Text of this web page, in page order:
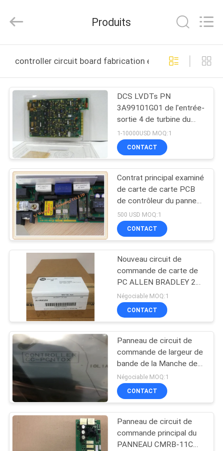
PRODUITS
VIDÉOS
PROPOS
DE
NOUS
VISITE
D'USINE
CONTRÔLE
QUALITÉ
CONTACT
NOUVELLES
TOUS
Technology
CO.,LTD.
Reserved.
Produits
controller circuit board fabrication en ligne
DCS LVDTs PN
3A99101G01 de l'entrée-
sortie 4 de turbine du
panneau de circuit de
commande de
Westinghouse WDPF
1-10000USD MOQ:1
CONTACT
Contrat principal examiné
de carte de carte PCB
de contrôleur du panneau
de circuit de commande
A20B-3300-0393
500 USD MOQ:1
CONTACT
Nouveau circuit de
commande de carte de
PC ALLEN BRADLEY 20-
VB00299 pour le
POWERFLEX 700H /
700S / 700AFE
Négociable MOQ:1
CONTACT
Panneau de circuit de
commande de largeur de
bande de la Manche de
4,7 hertz pour le système
51308307-175
d'Experion
Négociable MOQ:1
CONTACT
Panneau de circuit de
commande principal du
PANNEAU CMRB-11C